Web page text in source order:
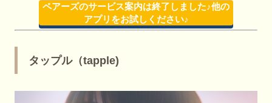
ペアーズのサービス案内は終了しました♪他の
アプリをお試しください♪
タップル（tapple)